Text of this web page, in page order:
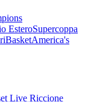
EsteroSupercoppa
BasketAmerica's
Live Riccione